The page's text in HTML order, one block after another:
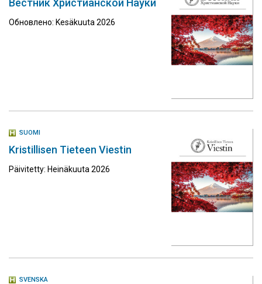
Вестник Христианской Науки
Обновлено: Kesäkuuta 2026
SUOMI
Kristillisen Tieteen Viestin
Päivitetty: Heinäkuuta 2026
SVENSKA